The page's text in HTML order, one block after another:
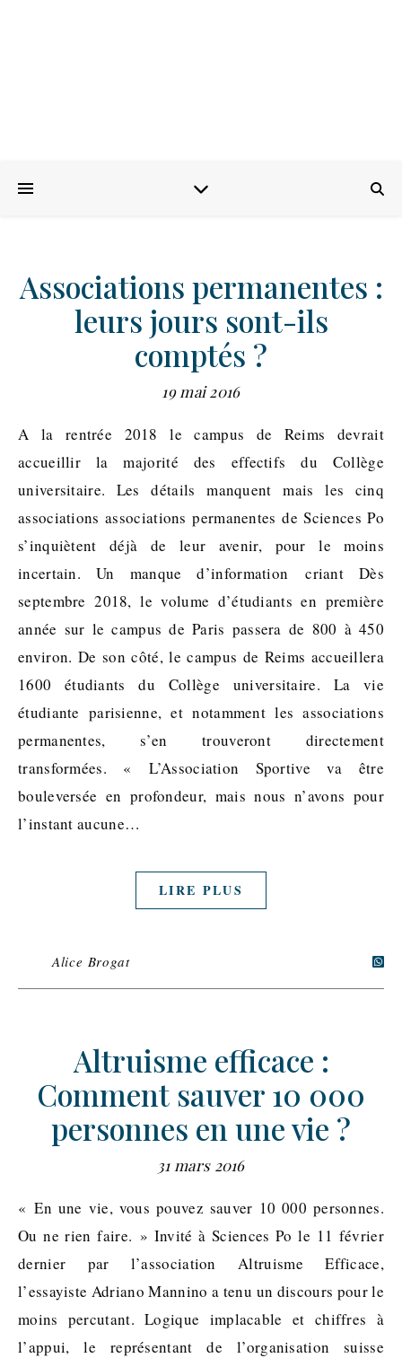
Associations permanentes :
leurs jours sont-ils
comptés ?
19 mai 2016
A la rentrée 2018 le campus de Reims devrait
accueillir la majorité des effectifs du Collège
universitaire. Les détails manquent mais les cinq
associations associations permanentes de Sciences Po
s’inquiètent déjà de leur avenir, pour le moins
incertain. Un manque d’information criant Dès
septembre 2018, le volume d’étudiants en première
année sur le campus de Paris passera de 800 à 450
environ. De son côté, le campus de Reims accueillera
1600 étudiants du Collège universitaire. La vie
étudiante parisienne, et notamment les associations
permanentes, s’en trouveront directement
transformées. « L’Association Sportive va être
bouleversée en profondeur, mais nous n’avons pour
l’instant aucune…
LIRE PLUS
Alice Brogat
Altruisme efficace :
Comment sauver 10 000
personnes en une vie ?
31 mars 2016
« En une vie, vous pouvez sauver 10 000 personnes.
Ou ne rien faire. » Invité à Sciences Po le 11 février
dernier par l’association Altruisme Efficace,
l’essayiste Adriano Mannino a tenu un discours pour le
moins percutant. Logique implacable et chiffres à
l’appui, le représentant de l’organisation suisse